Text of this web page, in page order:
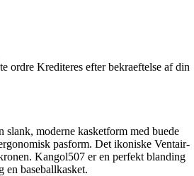
ordre Krediteres efter bekraeftelse af din
slank, moderne kasketform med buede
pasform. Det ikoniske Ventair-
Kangol507 er en perfekt blanding
en baseballkasket.